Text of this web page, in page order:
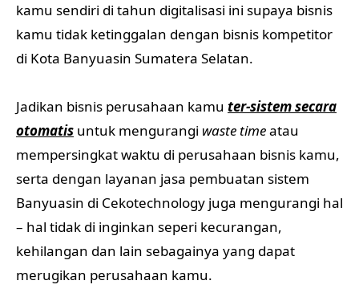
kamu sendiri di tahun digitalisasi ini supaya bisnis
kamu tidak ketinggalan dengan bisnis kompetitor
di Kota Banyuasin Sumatera Selatan.
Jadikan bisnis perusahaan kamu ter-sistem secara
otomatis untuk mengurangi waste timeatau
mempersingkat waktu di perusahaan bisnis kamu,
serta dengan layanan jasa pembuatan sistem
Banyuasin di Cekotechnology juga mengurangi hal
– hal tidak di inginkan seperi kecurangan,
kehilangan dan lain sebagainya yang dapat
merugikan perusahaan kamu.